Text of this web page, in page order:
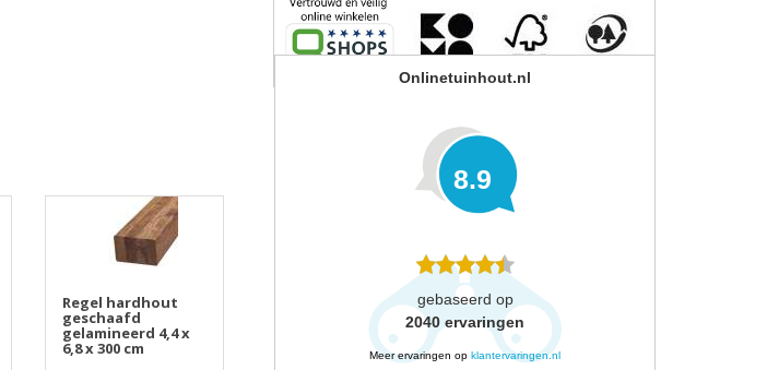
Regel hardhout
geschaafd
gelamineerd 4,4 x
6,8 x 300 cm
Onlinetuinhout.nl
8.9
gebaseerd op
2040 ervaringen
Meer ervaringen op klantervaringen.nl